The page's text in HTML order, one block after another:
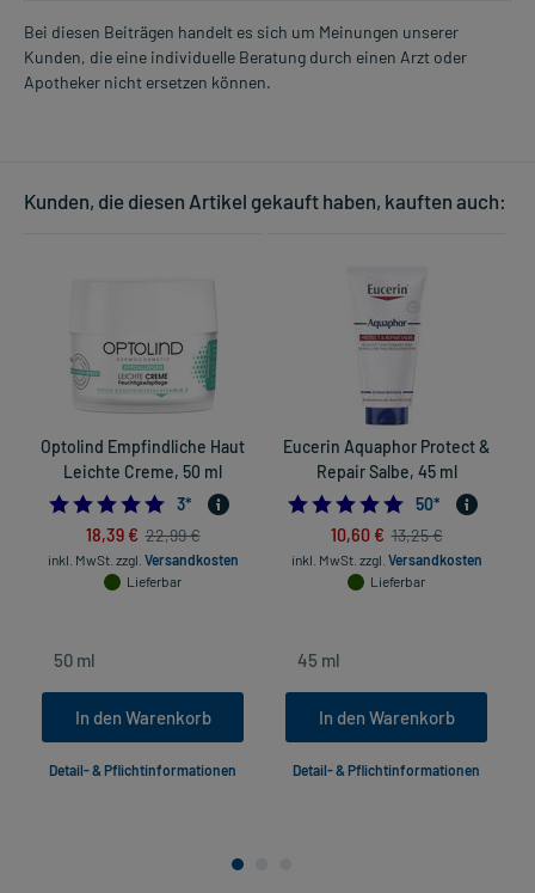
Bei diesen Beiträgen handelt es sich um Meinungen unserer
Kunden, die eine individuelle Beratung durch einen Arzt oder
Apotheker nicht ersetzen können.
Kunden, die diesen Artikel gekauft haben, kauften auch:
Optolind Empfindliche Haut
Leichte Creme, 50 ml
5.0
3*
18,39 € 22,99 €
inkl. MwSt. zzgl. Versandkosten
Lieferbar
In den Warenkorb
Detail- & Pflichtinformationen
Eucerin Aquaphor Protect &
Repair Salbe, 45 ml
4.82
50*
10,60 € 13,25 €
inkl. MwSt. zzgl. Versandkosten
Lieferbar
In den Warenkorb
Detail- & Pflichtinformationen